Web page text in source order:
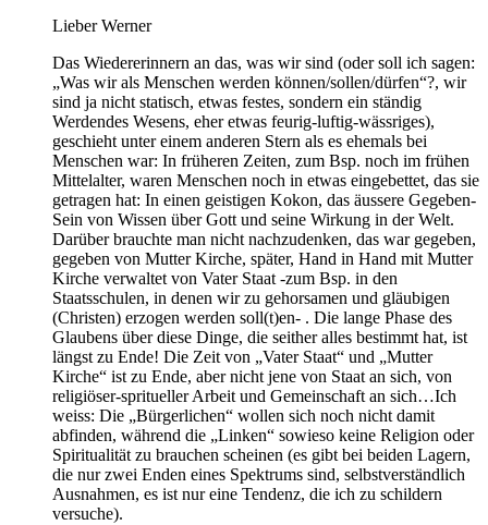
Lieber Werner
Das Wiedererinnern an das, was wir sind (oder soll ich sagen:
„Was wir als Menschen werden können/sollen/dürfen“?, wir
sind ja nicht statisch, etwas festes, sondern ein ständig
Werdendes Wesens, eher etwas feurig-luftig-wässriges),
geschieht unter einem anderen Stern als es ehemals bei
Menschen war: In früheren Zeiten, zum Bsp. noch im frühen
Mittelalter, waren Menschen noch in etwas eingebettet, das sie
getragen hat: In einen geistigen Kokon, das äussere Gegeben-
Sein von Wissen über Gott und seine Wirkung in der Welt.
Darüber brauchte man nicht nachzudenken, das war gegeben,
gegeben von Mutter Kirche, später, Hand in Hand mit Mutter
Kirche verwaltet von Vater Staat -zum Bsp. in den
Staatsschulen, in denen wir zu gehorsamen und gläubigen
(Christen) erzogen werden soll(t)en- . Die lange Phase des
Glaubens über diese Dinge, die seither alles bestimmt hat, ist
längst zu Ende! Die Zeit von „Vater Staat“ und „Mutter
Kirche“ ist zu Ende, aber nicht jene von Staat an sich, von
religiöser-spritueller Arbeit und Gemeinschaft an sich…Ich
weiss: Die „Bürgerlichen“ wollen sich noch nicht damit
abfinden, während die „Linken“ sowieso keine Religion oder
Spiritualität zu brauchen scheinen (es gibt bei beiden Lagern,
die nur zwei Enden eines Spektrums sind, selbstverständlich
Ausnahmen, es ist nur eine Tendenz, die ich zu schildern
versuche).